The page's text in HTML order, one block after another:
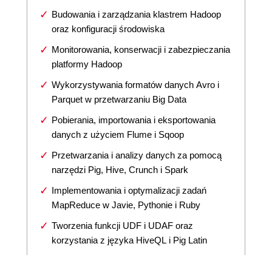
Budowania i zarządzania klastrem Hadoop
oraz konfiguracji środowiska
Monitorowania, konserwacji i zabezpieczania
platformy Hadoop
Wykorzystywania formatów danych Avro i
Parquet w przetwarzaniu Big Data
Pobierania, importowania i eksportowania
danych z użyciem Flume i Sqoop
Przetwarzania i analizy danych za pomocą
narzędzi Pig, Hive, Crunch i Spark
Implementowania i optymalizacji zadań
MapReduce w Javie, Pythonie i Ruby
Tworzenia funkcji UDF i UDAF oraz
korzystania z języka HiveQL i Pig Latin